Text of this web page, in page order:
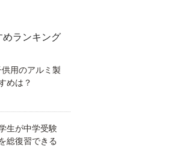
ランキング
用のアルミ製
めは？
生が中学受験
総復習できる